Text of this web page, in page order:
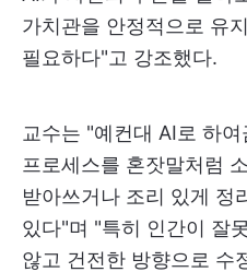
가치관을 안정적으로 유
필요하다"고 강조했다.
교수는 "예컨대 AI로 하
프로세스를 혼잣말처럼
받아쓰거나 조리 있게 정
있다"며 "특히 인간이 잘
않고 건전한 방향으로 수